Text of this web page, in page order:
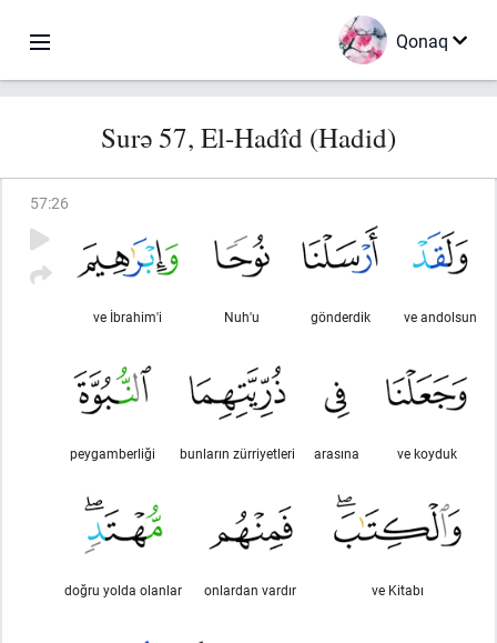
Qonaq
Surə 57, El-Hadîd (Hadid)
57:26
ve andolsun
gönderdik
Nuh'u
ve İbrahim'i
ve koyduk
arasına
bunların zürriyetleri
peygamberliği
ve Kitabı
onlardan vardır
doğru yolda olanlar